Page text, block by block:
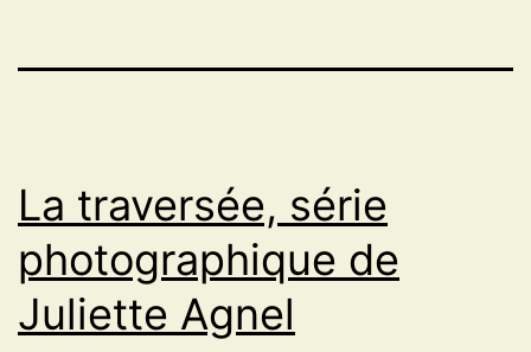
La traversée, série
photographique de
Juliette Agnel